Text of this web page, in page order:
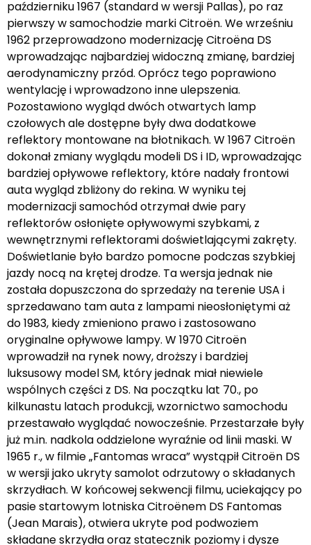
październiku 1967 (standard w wersji Pallas), po raz
pierwszy w samochodzie marki Citroën. We wrześniu
1962 przeprowadzono modernizację Citroëna DS
wprowadzając najbardziej widoczną zmianę, bardziej
aerodynamiczny przód. Oprócz tego poprawiono
wentylację i wprowadzono inne ulepszenia.
Pozostawiono wygląd dwóch otwartych lamp
czołowych ale dostępne były dwa dodatkowe
reflektory montowane na błotnikach. W 1967 Citroën
dokonał zmiany wyglądu modeli DS i ID, wprowadzając
bardziej opływowe reflektory, które nadały frontowi
auta wygląd zbliżony do rekina. W wyniku tej
modernizacji samochód otrzymał dwie pary
reflektorów osłonięte opływowymi szybkami, z
wewnętrznymi reflektorami doświetlającymi zakręty.
Doświetlanie było bardzo pomocne podczas szybkiej
jazdy nocą na krętej drodze. Ta wersja jednak nie
została dopuszczona do sprzedaży na terenie USA i
sprzedawano tam auta z lampami nieosłoniętymi aż
do 1983, kiedy zmieniono prawo i zastosowano
oryginalne opływowe lampy. W 1970 Citroën
wprowadził na rynek nowy, droższy i bardziej
luksusowy model SM, który jednak miał niewiele
wspólnych części z DS. Na początku lat 70., po
kilkunastu latach produkcji, wzornictwo samochodu
przestawało wyglądać nowocześnie. Przestarzałe były
już m.in. nadkola oddzielone wyraźnie od linii maski. W
1965 r., w filmie „Fantomas wraca” wystąpił Citroën DS
w wersji jako ukryty samolot odrzutowy o składanych
skrzydłach. W końcowej sekwencji filmu, uciekający po
pasie startowym lotniska Citroënem DS Fantomas
(Jean Marais), otwiera ukryte pod podwoziem
składane skrzydła oraz statecznik poziomy i dysze